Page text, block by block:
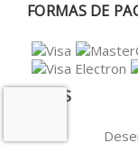
FORMAS DE
SELOS